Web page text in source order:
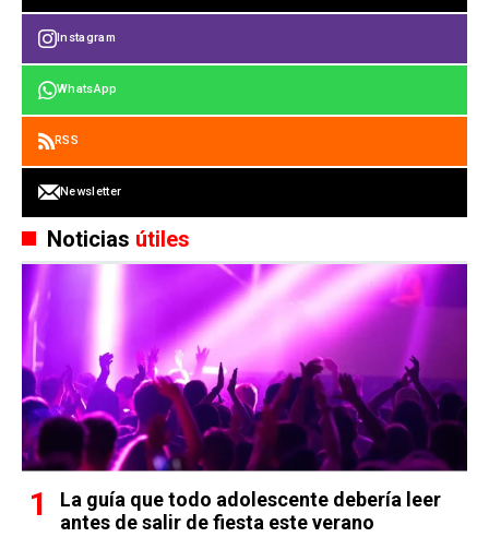
Instagram
WhatsApp
RSS
Newsletter
Noticias útiles
La guía que todo adolescente debería leer
antes de salir de fiesta este verano